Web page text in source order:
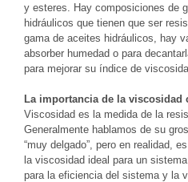
y esteres. Hay composiciones de
hidráulicos que tienen que ser
gama de aceites hidráulicos, hay
absorber humedad o para
para mejorar su índice de
La importancia de la viscosidad
Viscosidad es la medida de la
Generalmente hablamos de su
“muy delgado”, pero en realidad,
la viscosidad ideal para un
para la eficiencia del sistema y la